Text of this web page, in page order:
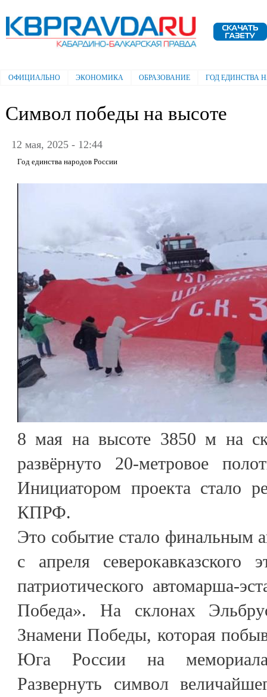
Электронная газета "Кабардино-
Балкарская правда"
Главное меню
ОФИЦИАЛЬНО ЭКОНОМИКА ОБРАЗОВАНИЕ ГОД ЕДИНСТВА
Символ победы на высоте
12 мая, 2025 - 12:44
Год единства народов России
8 мая на высоте 3850 м на
развёрнуто 20-метровое
Инициатором проекта стало
КПРФ.
Это событие стало финальным
с апреля северокавказского
патриотического автомарша-
Победа». На склонах
Знамени Победы, которая
Юга России на
Развернуть символ